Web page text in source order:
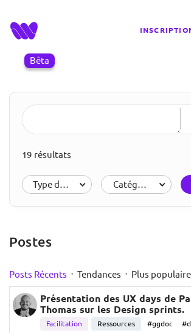
Bêta
19 résultats
Type de résultats Catégories
Postes
Posts Récents · Tendances · Plus populaire
Présentation des UX days de
Thomas sur les Design sprints.
Facilitation Ressources #ggdoc